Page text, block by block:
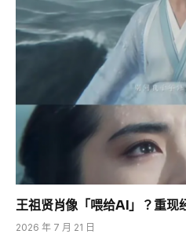
王祖贤肖像「喂给AI」？重现
2026 年 7 月 21 日